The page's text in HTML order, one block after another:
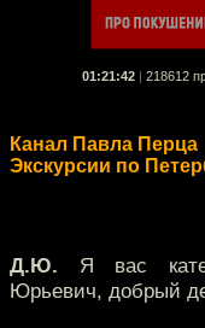
01:21:42 218612
Канал Павла Перца
Экскурсии по
Д.Ю. Я вас
Юрьевич, добрый